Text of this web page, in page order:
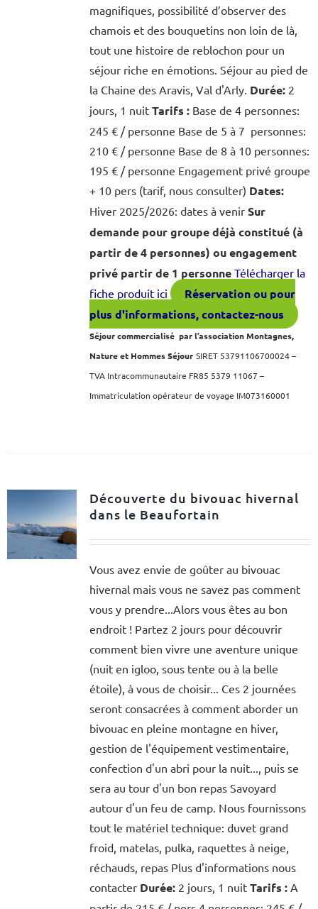
magnifiques, possibilité d’observer des
chamois et des bouquetins non loin de là,
tout une histoire de reblochon pour un
séjour riche en émotions. Séjour au pied de
la Chaine des Aravis, Val d'Arly. Durée:2
jours, 1 nuit Tarifs :Base de 4 personnes:
245 € / personne Base de 5 à 7 personnes:
210 € / personne Base de 8 à 10 personnes:
195 € / personne Engagement privé groupe
+ 10 pers (tarif, nous consulter) Dates:
Hiver 2025/2026: dates à venir Sur
demande pour groupe déjà constitué (à
partir de 4 personnes) ou engagement
privé partir de 1 personne Télécharger la
fiche produit ici
Réservation ou pour
plus d'informations, contactez-nous
Séjour commercialisé par l’association Montagnes,
Nature et Hommes Séjour SIRET 53791106700024 –
TVA Intracommunautaire FR85 5379 11067 –
Immatriculation opérateur de voyage IM073160001
Découverte du bivouac hivernal
dans le Beaufortain
Vous avez envie de goûter au bivouac
hivernal mais vous ne savez pas comment
vous y prendre...Alors vous êtes au bon
endroit ! Partez 2 jours pour découvrir
comment bien vivre une aventure unique
(nuit en igloo, sous tente ou à la belle
étoile), à vous de choisir... Ces 2 journées
seront consacrées à comment aborder un
bivouac en pleine montagne en hiver,
gestion de l'équipement vestimentaire,
confection d'un abri pour la nuit..., puis se
sera au tour d'un bon repas Savoyard
autour d'un feu de camp. Nous fournissons
tout le matériel technique: duvet grand
froid, matelas, pulka, raquettes à neige,
réchauds, repas Plus d'informations nous
contacter Durée:2 jours, 1 nuit Tarifs : A